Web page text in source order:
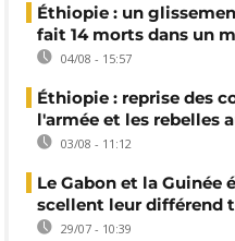
Éthiopie : un
fait 14 morts dans un
04/08 - 15:57
Éthiopie : reprise des
l'armée et les rebelles
03/08 - 11:12
Le Gabon et la Guinée
scellent leur différend
29/07 - 10:39